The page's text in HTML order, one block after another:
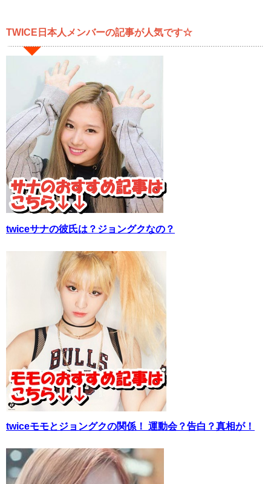
TWICE日本人メンバーの記事が人気です☆
twiceサナの彼氏は？ジョングクなの？
twiceモモとジョングクの関係！ 運動会？告白？真相が！